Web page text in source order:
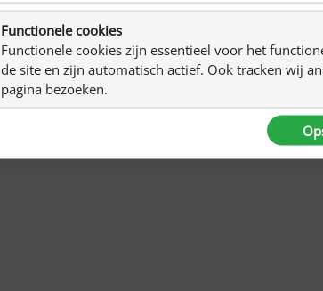
Functionele cookies
Functionele cookies zijn essentieel voor het
de site en zijn automatisch actief. Ook tracken wij
pagina bezoeken.